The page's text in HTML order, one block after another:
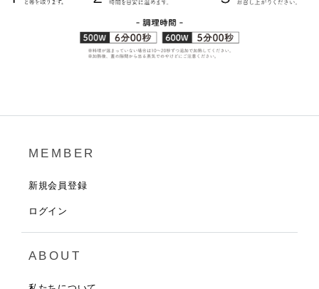
MEMBER
新規会員登録
ログイン
ABOUT